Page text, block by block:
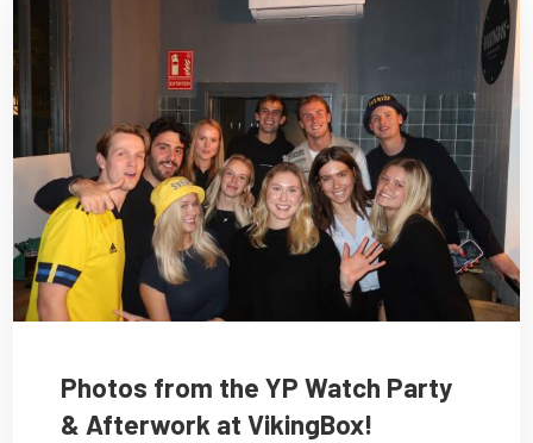
Photos from the YP Watch Party
& Afterwork at VikingBox!